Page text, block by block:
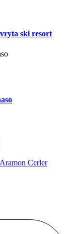
ski resort